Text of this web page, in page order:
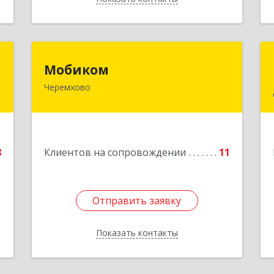
Мобиком
Черемхово
Клиентов на сопровождении 11
Отправить заявку
Показать контакты
Отправить заявку
Назад